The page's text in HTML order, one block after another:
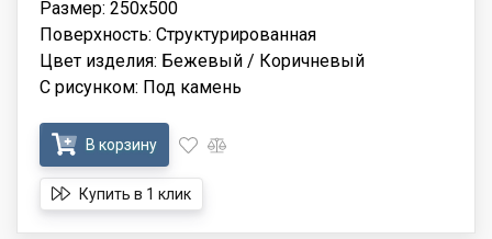
Размер: 250x500
Поверхность: Структурированная
Цвет изделия: Бежевый / Коричневый
С рисунком: Под камень
В корзину
Купить в 1 клик